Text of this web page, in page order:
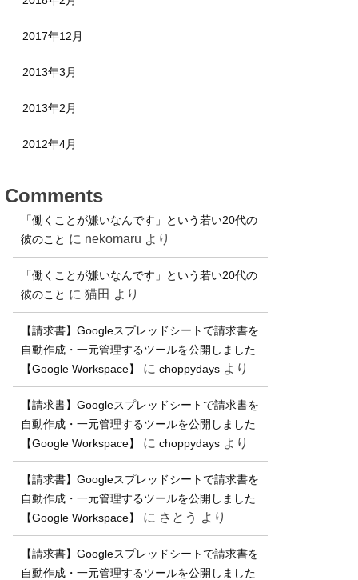
2017年12月
2013年3月
2013年2月
2012年4月
Comments
「働くことが嫌いなんです」という若い20代の
彼のこと に nekomaru より
「働くことが嫌いなんです」という若い20代の
彼のこと に 猫田 より
【請求書】Googleスプレッドシートで請求書を
自動作成・一元管理するツールを公開しました
【Google Workspace】
に choppydays より
【請求書】Googleスプレッドシートで請求書を
自動作成・一元管理するツールを公開しました
【Google Workspace】
に choppydays より
【請求書】Googleスプレッドシートで請求書を
自動作成・一元管理するツールを公開しました
【Google Workspace】
に さとう より
【請求書】Googleスプレッドシートで請求書を
自動作成・一元管理するツールを公開しました